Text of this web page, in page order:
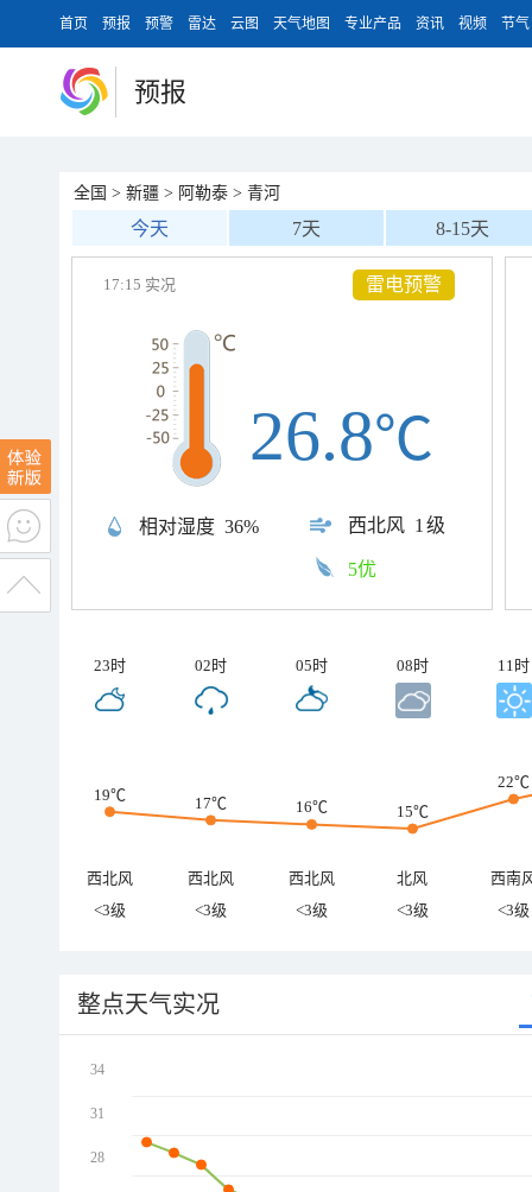
首页 预报 预警 雷达 云图 天气地图 专业产品 资讯 视频 节气
预报
全国 > 新疆 > 阿勒泰 > 青河
今天 7天 8-15天
17:15 实况
相对湿度 36% 西北风 1级
26.8℃
5优
雷电预警
23时 02时 05时 08时 11时
19℃ 17℃ 16℃ 15℃
22℃
西北风 西北风 西北风 北风
西南
<3级
<3级 <3级 <3级 <3级
整点天气实况
34
31
28